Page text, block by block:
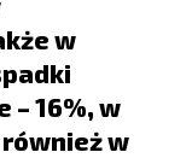
w
– 16%, w
w